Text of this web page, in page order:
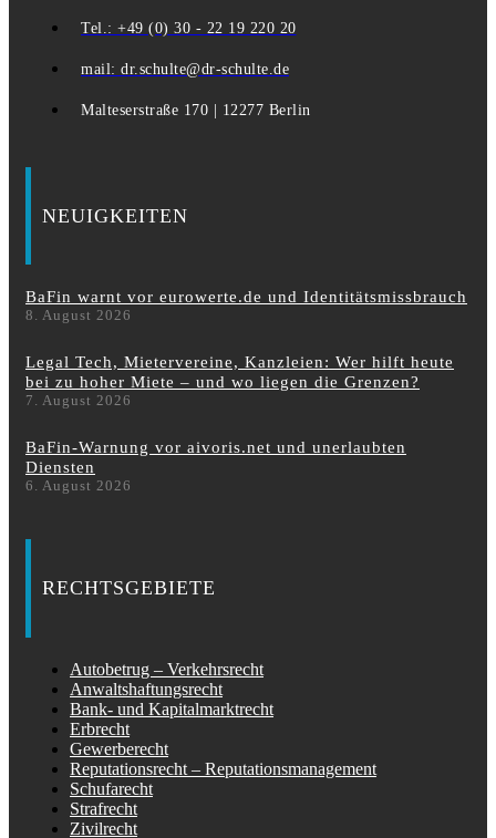
Tel.: +49 (0) 30 - 22 19 220 20
mail: dr.schulte@dr-schulte.de
Malteserstraße 170 | 12277 Berlin
NEUIGKEITEN
BaFin warnt vor eurowerte.de und Identitätsmissbrauch
8. August 2026
Legal Tech, Mietervereine, Kanzleien: Wer hilft heute
bei zu hoher Miete – und wo liegen die Grenzen?
7. August 2026
BaFin-Warnung vor aivoris.net und unerlaubten
Diensten
6. August 2026
RECHTSGEBIETE
Autobetrug – Verkehrsrecht
Anwaltshaftungsrecht
Bank- und Kapitalmarktrecht
Erbrecht
Gewerberecht
Reputationsrecht – Reputationsmanagement
Schufarecht
Strafrecht
Zivilrecht